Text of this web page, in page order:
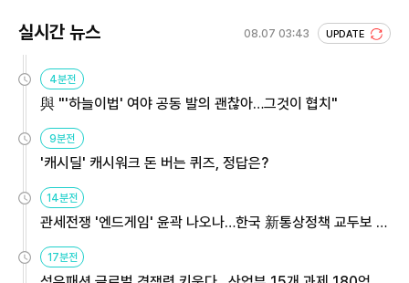
실시간 뉴스 08.07 03:43 UPDATE
4분전
與 "'하늘이법' 여야 공동 발의 괜찮아…그것이 협치"
9분전
'캐시딜' 캐시워크 돈 버는 퀴즈, 정답은?
14분전
관세전쟁 '엔드게임' 윤곽 나오나…한국 新통상정책 교두보 활
용해야
17분전